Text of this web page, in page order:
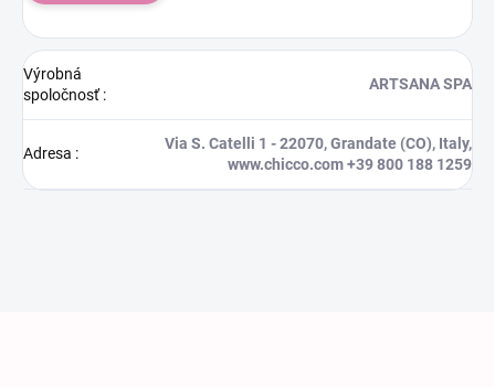
Výrobná
spoločnosť:
ARTSANA SPA
Adresa :
Via S. Catelli 1 - 22070, Grandate (CO), Italy,
www.chicco.com +39 800 188 1259